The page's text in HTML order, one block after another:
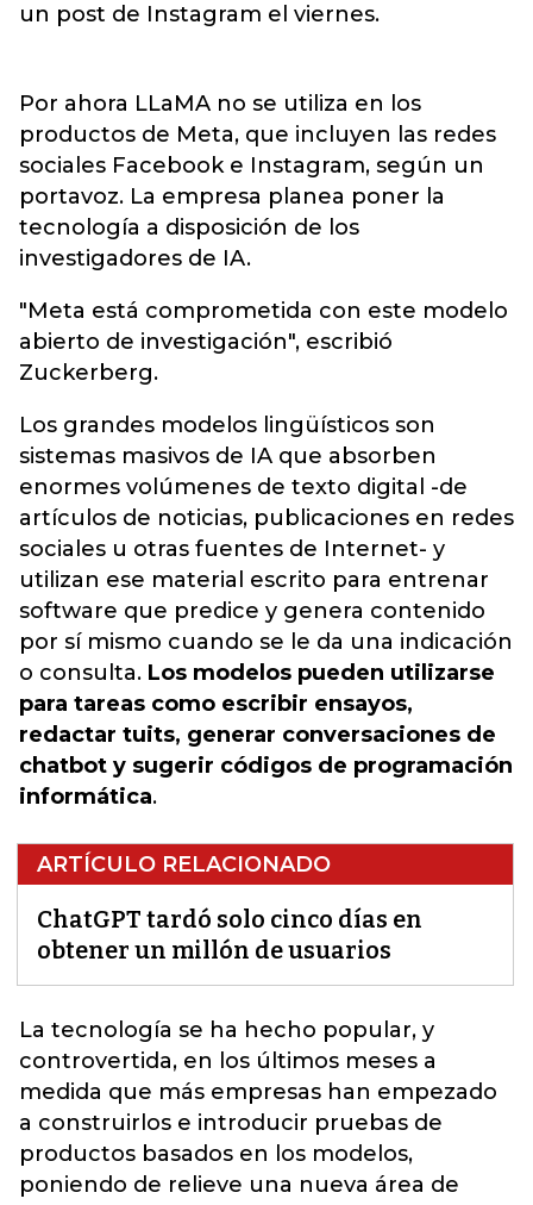
un post de Instagram el viernes.
Por ahora LLaMA no se utiliza en los
productos de Meta, que incluyen las redes
sociales Facebook e Instagram, según un
portavoz. La empresa planea poner la
tecnología a disposición de los
investigadores de IA.
"Meta está comprometida con este modelo
abierto de investigación", escribió
Zuckerberg.
Los grandes modelos lingüísticos son
sistemas masivos de IA que absorben
enormes volúmenes de texto digital -de
artículos de noticias, publicaciones en redes
sociales u otras fuentes de Internet- y
utilizan ese material escrito para entrenar
software que predice y genera contenido
por sí mismo cuando se le da una indicación
o consulta. Los modelos pueden utilizarse
para tareas como escribir ensayos,
redactar tuits, generar conversaciones de
chatbot y sugerir códigos de programación
informática.
ARTÍCULO RELACIONADO
ChatGPT tardó solo cinco días en
obtener un millón de usuarios
La tecnología se ha hecho popular, y
controvertida, en los últimos meses a
medida que más empresas han empezado
a construirlos e introducir pruebas de
productos basados en los modelos,
poniendo de relieve una nueva área de